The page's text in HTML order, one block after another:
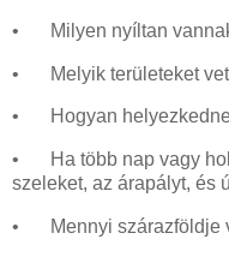
• Milyen nyíltan
• Melyik területeket
• Hogyan
•
Ha több nap vagy
szeleket, az árapályt, és
• Mennyi szárazföldje